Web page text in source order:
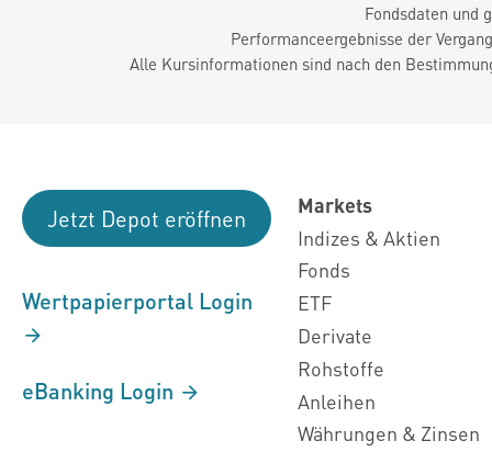
Fondsdaten und
Performanceergebnisse der
Alle Kursinformationen sind nach den
Jetzt Depot eröffnen
Wertpapierportal Login
eBanking Login
Markets
Indizes & Aktien
Fonds
ETF
Derivate
Rohstoffe
Anleihen
Währungen & Zinsen